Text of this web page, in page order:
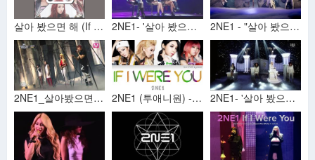
살아 봤으면 해 (If I Were You) 2NE1- '살아 봤으면 해 (IF I WERE YOU)' 0321 Yoo Hee-yeol's Sketchbook 2NE1 - "살아 봤으면 해 (IF I WERE YOU)" LIVE PERFORMANCE
2NE1_살아봤으면 해 (IF I WERE YOU by 2NE1 of M COUNTDOWN 2014.03.13) 2NE1 (투애니원) - If I Were You (살아 봤으면 해) Colour Coded Lyrics (Han/Rom/Eng) 2NE1- '살아 봤으면 해 (IF I WERE YOU)' 0330 SBS Inkigayo